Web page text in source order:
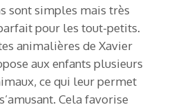
sont simples mais très
pour les tout-petits.
animalières de Xavier
aux enfants plusieurs
ce qui leur permet
Cela favorise